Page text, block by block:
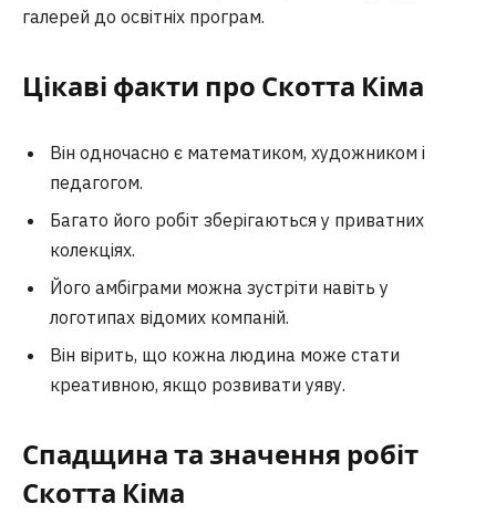
галерей до освітніх програм.
Цікаві факти про Скотта Кіма
Він одночасно є математиком, художником і
педагогом.
Багато його робіт зберігаються у приватних
колекціях.
Його амбіграми можна зустріти навіть у
логотипах відомих компаній.
Він вірить, що кожна людина може стати
креативною, якщо розвивати уяву.
Спадщина та значення робіт
Скотта Кіма